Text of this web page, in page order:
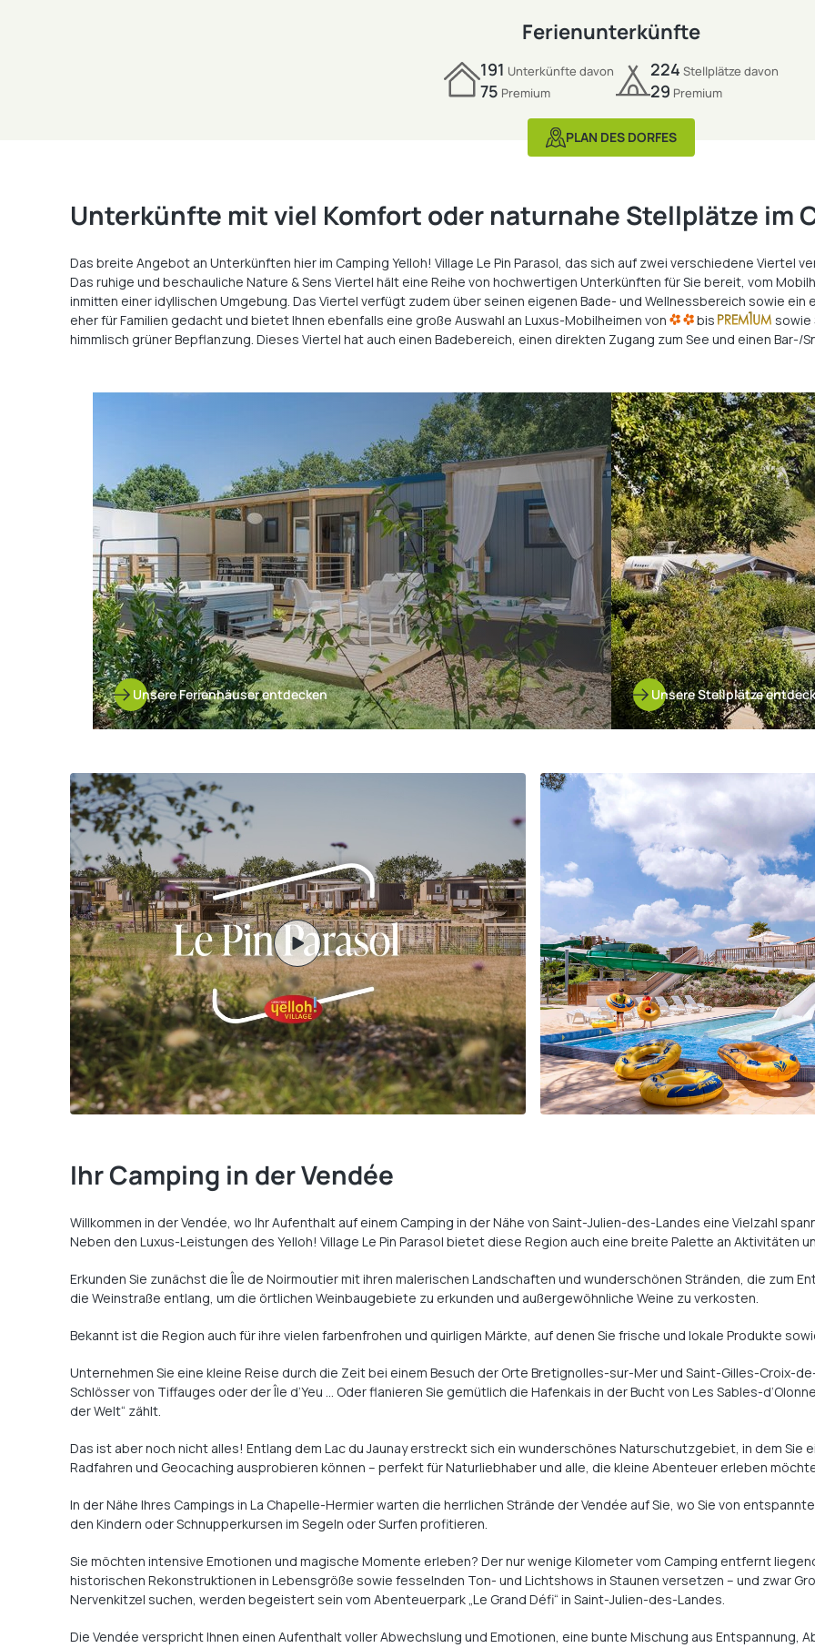
Ferienunterkünfte
191 Unterkünfte davon
75 Premium
224 Stellplätze davon
29 Premium
PLAN DES DORFES
Unterkünfte mit viel Komfort oder naturnahe Stellplätze im
Das breite Angebot an Unterkünften hier im Camping Yelloh! Village Le Pin Parasol, das sich auf zwei verschiedene Viertel
Das ruhige und beschauliche Nature & Sens Viertel hält eine Reihe von hochwertigen Unterkünften für Sie bereit, vom
inmitten einer idyllischen Umgebung. Das Viertel verfügt zudem über seinen eigenen Bade- und Wellnessbereich sowie
eher für Familien gedacht und bietet Ihnen ebenfalls eine große Auswahl an Luxus-Mobilheimen von
bis
sowie
himmlisch grüner Bepflanzung. Dieses Viertel hat auch einen Badebereich, einen direkten Zugang zum See und einen Bar-/
Unsere Ferienhäuser entdecken Unsere Stellplätze
Unsere
Stellplätze
entdecken
Ihr Camping in der Vendée
Willkommen in der Vendée, wo Ihr Aufenthalt auf einem Camping in der Nähe von Saint-Julien-des-Landes eine Vielzahl
Neben den Luxus-Leistungen des Yelloh! Village Le Pin Parasol bietet diese Region auch eine breite Palette an Aktivitäten
Erkunden Sie zunächst die Île de Noirmoutier mit ihren malerischen Landschaften und wunderschönen Stränden, die zum
die Weinstraße entlang, um die örtlichen Weinbaugebiete zu erkunden und außergewöhnliche Weine zu verkosten.
Bekannt ist die Region auch für ihre vielen farbenfrohen und quirligen Märkte, auf denen Sie frische und lokale Produkte
Unternehmen Sie eine kleine Reise durch die Zeit bei einem Besuch der Orte Bretignolles-sur-Mer und Saint-Gilles-Croix-
Schlösser von Tiffauges oder der Île d‘Yeu … Oder flanieren Sie gemütlich die Hafenkais in der Bucht von Les Sables-
der Welt“ zählt.
Das ist aber noch nicht alles! Entlang dem Lac du Jaunay erstreckt sich ein wunderschönes Naturschutzgebiet, in dem
Radfahren und Geocaching ausprobieren können – perfekt für Naturliebhaber und alle, die kleine Abenteuer erleben
In der Nähe Ihres Campings in La Chapelle-Hermier warten die herrlichen Strände der Vendée auf Sie, wo Sie von
den Kindern oder Schnupperkursen im Segeln oder Surfen profitieren.
Sie möchten intensive Emotionen und magische Momente erleben? Der nur wenige Kilometer vom Camping entfernt
historischen Rekonstruktionen in Lebensgröße sowie fesselnden Ton- und Lichtshows in Staunen versetzen – und zwar
Nervenkitzel suchen, werden begeistert sein vom Abenteuerpark „Le Grand Défi“ in Saint-Julien-des-Landes.
Die Vendée verspricht Ihnen einen Aufenthalt voller Abwechslung und Emotionen, eine bunte Mischung aus Entspannung,